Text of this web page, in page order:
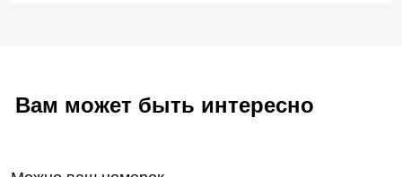
Вам может быть интересно